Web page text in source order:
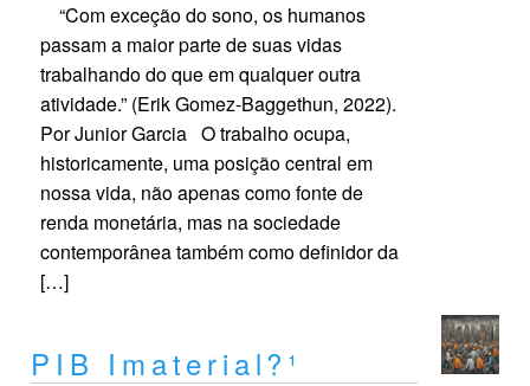
“Com exceção do sono, os humanos
passam a maior parte de suas vidas
trabalhando do que em qualquer outra
atividade.” (Erik Gomez-Baggethun, 2022).
Por Junior Garcia O trabalho ocupa,
historicamente, uma posição central em
nossa vida, não apenas como fonte de
renda monetária, mas na sociedade
contemporânea também como definidor da
[…]
PIB Imaterial?¹